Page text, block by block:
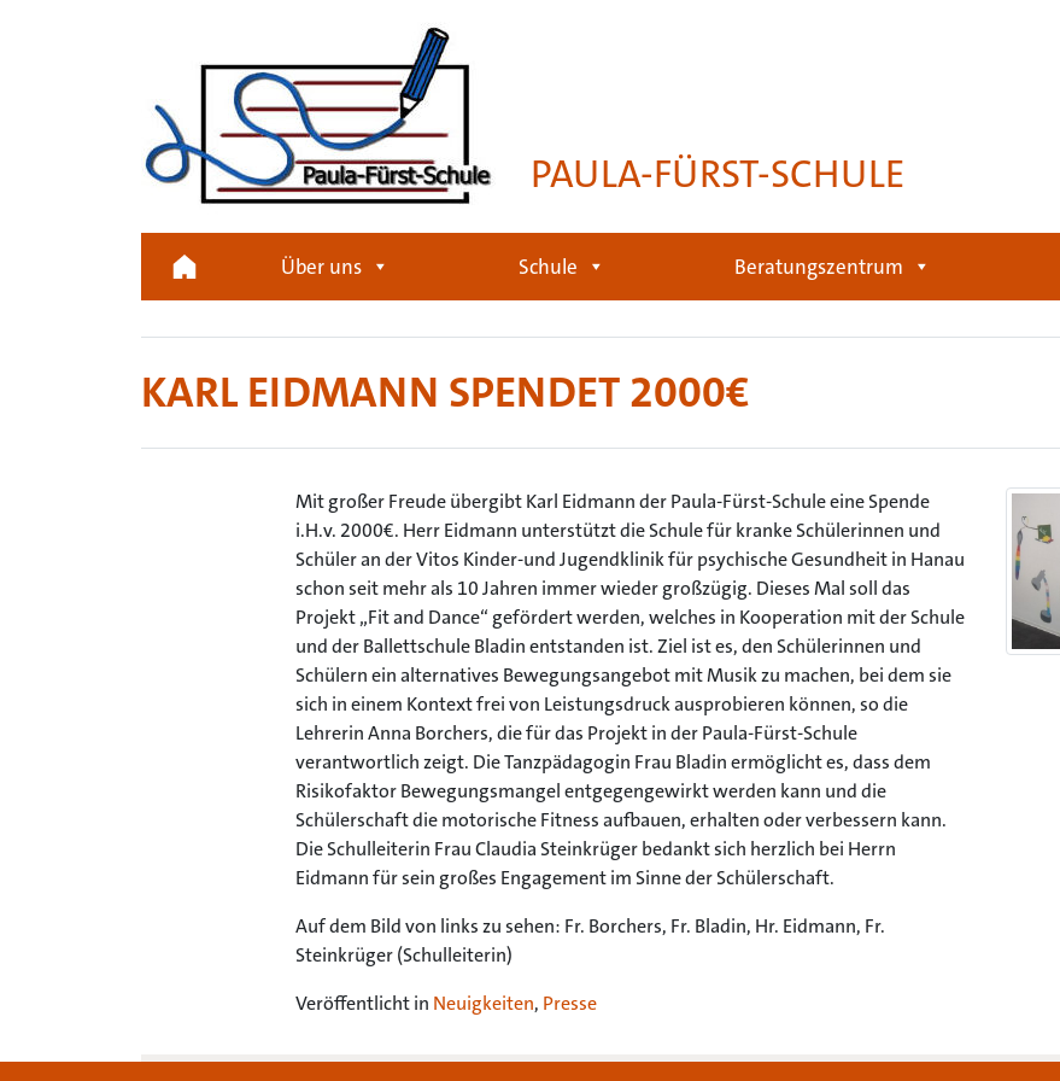
PAULA-FÜRST-SCHULE
Über uns Schule Beratungszentrum
KARL EIDMANN SPENDET 2000€
Mit großer Freude übergibt Karl Eidmann der Paula-Fürst-Schule eine Spende
i.H.v. 2000€. Herr Eidmann unterstützt die Schule für kranke Schülerinnen und
Schüler an der Vitos Kinder-und Jugendklinik für psychische Gesundheit in Hanau
schon seit mehr als 10 Jahren immer wieder großzügig. Dieses Mal soll das
Projekt „Fit and Dance“ gefördert werden, welches in Kooperation mit der Schule
und der Ballettschule Bladin entstanden ist. Ziel ist es, den Schülerinnen und
Schülern ein alternatives Bewegungsangebot mit Musik zu machen, bei dem sie
sich in einem Kontext frei von Leistungsdruck ausprobieren können, so die
Lehrerin Anna Borchers, die für das Projekt in der Paula-Fürst-Schule
verantwortlich zeigt. Die Tanzpädagogin Frau Bladin ermöglicht es, dass dem
Risikofaktor Bewegungsmangel entgegengewirkt werden kann und die
Schülerschaft die motorische Fitness aufbauen, erhalten oder verbessern kann.
Die Schulleiterin Frau Claudia Steinkrüger bedankt sich herzlich bei Herrn
Eidmann für sein großes Engagement im Sinne der Schülerschaft.
Auf dem Bild von links zu sehen: Fr. Borchers, Fr. Bladin, Hr. Eidmann, Fr.
Steinkrüger (Schulleiterin)
Veröffentlicht in Neuigkeiten, Presse